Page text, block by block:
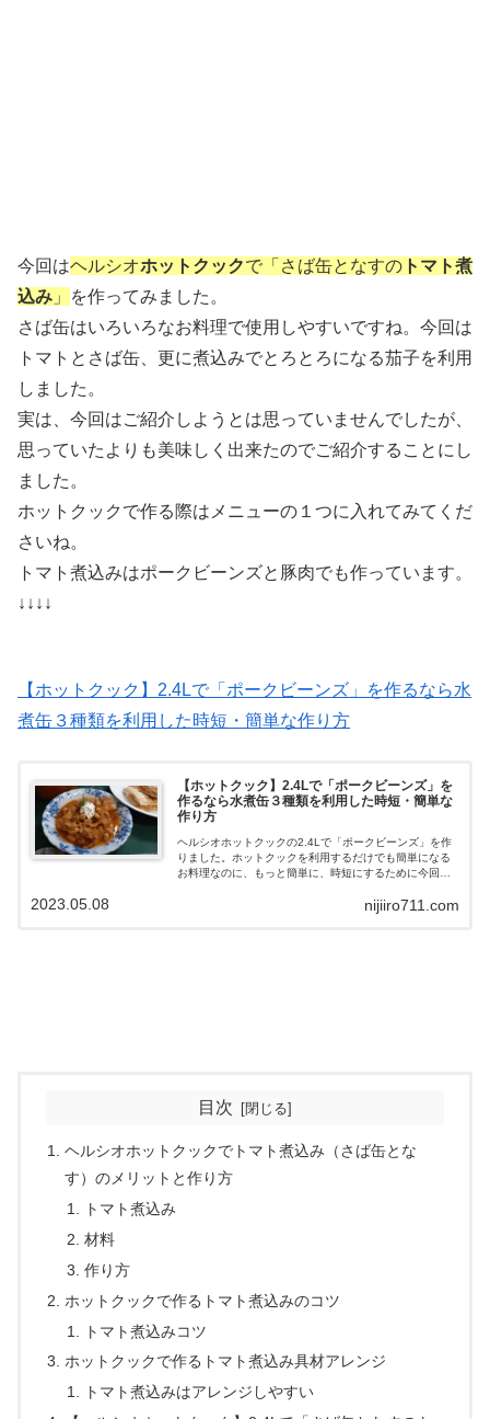
今回はヘルシオホットクックで「さば缶となすの トマト煮
込み 」
を作ってみました。
さば缶はいろいろなお料理で使用しやすいですね。今回は
トマトとさば缶、更に煮込みでとろとろになる茄子を利用
しました。
実は、今回はご紹介しようとは思っていませんでしたが、
思っていたよりも美味しく出来たのでご紹介することにし
ました。
ホットクックで作る際はメニューの１つに入れてみてくだ
さいね。
トマト煮込みはポークビーンズと豚肉でも作っています。
↓↓↓↓
【ホットクック】2.4Lで「ポークビーンズ」を作るなら水
煮缶３種類を利用した時短・簡単な作り方
【ホットクック】2.4Lで「ポークビーンズ」を
作るなら水煮缶３種類を利用した時短・簡単な
作り方
ヘルシオホットクックの2.4Lで「ポークビーンズ」を作
りました。ホットクックを利用するだけでも簡単になる
お料理なのに、もっと簡単に、時短にするために今回は3
だけで、かなり楽に下準備が簡単になります。その三種
nijiiro711.com
2023.05.08
目次
ヘルシオホットクックでトマト煮込み（さば缶とな
す）のメリットと作り方
トマト煮込み
材料
作り方
ホットクックで作るトマト煮込みのコツ
トマト煮込みコツ
ホットクックで作るトマト煮込み具材アレンジ
トマト煮込みはアレンジしやすい